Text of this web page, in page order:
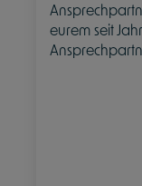
eurem seit